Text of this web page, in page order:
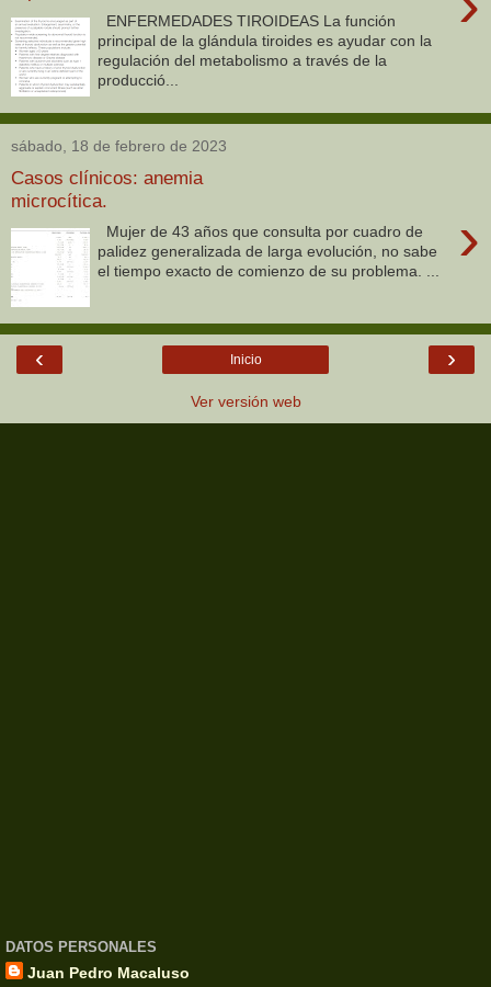
ENFERMEDADES TIROIDEAS La función
principal de la glándula tiroides es ayudar con la
regulación del metabolismo a través de la
producció...
sábado, 18 de febrero de 2023
Casos clínicos: anemia
microcítica.
›
Mujer de 43 años que consulta por cuadro de
palidez generalizada de larga evolución, no sabe
el tiempo exacto de comienzo de su problema. ...
‹ ›
Inicio
Ver versión web
DATOS PERSONALES
Juan Pedro Macaluso